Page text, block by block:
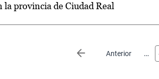
la provincia de Ciudad Real
Anterior
Página anterior …